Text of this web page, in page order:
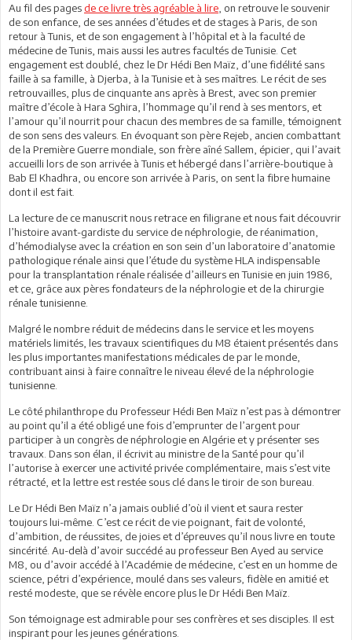
Au fil des pages de ce livre très agréable à lire , on retrouve le souvenir
de son enfance, de ses années d’études et de stages à Paris, de son
retour à Tunis, et de son engagement à l’hôpital et à la faculté de
médecine de Tunis, mais aussi les autres facultés de Tunisie. Cet
engagement est doublé, chez le Dr Hédi Ben Maïz, d’une fidélité sans
faille à sa famille, à Djerba, à la Tunisie et à ses maîtres. Le récit de ses
retrouvailles, plus de cinquante ans après à Brest, avec son premier
maître d’école à Hara Sghira, l’hommage qu’il rend à ses mentors, et
l’amour qu’il nourrit pour chacun des membres de sa famille, témoignent
de son sens des valeurs. En évoquant son père Rejeb, ancien combattant
de la Première Guerre mondiale, son frère aîné Sallem, épicier, qui l’avait
accueilli lors de son arrivée à Tunis et hébergé dans l’arrière-boutique à
Bab El Khadhra, ou encore son arrivée à Paris, on sent la fibre humaine
dont il est fait.
La lecture de ce manuscrit nous retrace en filigrane et nous fait découvrir
l’histoire avant-gardiste du service de néphrologie, de réanimation,
d’hémodialyse avec la création en son sein d’un laboratoire d’anatomie
pathologique rénale ainsi que l’étude du système HLA indispensable
pour la transplantation rénale réalisée d’ailleurs en Tunisie en juin 1986,
et ce, grâce aux pères fondateurs de la néphrologie et de la chirurgie
rénale tunisienne.
Malgré le nombre réduit de médecins dans le service et les moyens
matériels limités, les travaux scientifiques du M8 étaient présentés dans
les plus importantes manifestations médicales de par le monde,
contribuant ainsi à faire connaître le niveau élevé de la néphrologie
tunisienne.
Le côté philanthrope du Professeur Hédi Ben Maïz n’est pas à démontrer
au point qu’il a été obligé une fois d’emprunter de l’argent pour
participer à un congrès de néphrologie en Algérie et y présenter ses
travaux. Dans son élan, il écrivit au ministre de la Santé pour qu’il
l’autorise à exercer une activité privée complémentaire, mais s’est vite
rétracté, et la lettre est restée sous clé dans le tiroir de son bureau.
Le Dr Hédi Ben Maïz n’a jamais oublié d’où il vient et saura rester
toujours lui-même. C’est ce récit de vie poignant, fait de volonté,
d’ambition, de réussites, de joies et d’épreuves qu’il nous livre en toute
sincérité. Au-delà d’avoir succédé au professeur Ben Ayed au service
M8, ou d’avoir accédé à l’Académie de médecine, c’est en un homme de
science, pétri d’expérience, moulé dans ses valeurs, fidèle en amitié et
resté modeste, que se révèle encore plus le Dr Hédi Ben Maïz.
Son témoignage est admirable pour ses confrères et ses disciples. Il est
inspirant pour les jeunes générations.